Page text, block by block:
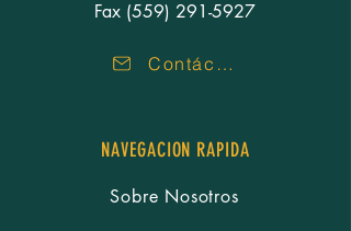
Fax (559) 291-5927
Contáctenos
NAVEGACION RAPIDA
Sobre Nosotros